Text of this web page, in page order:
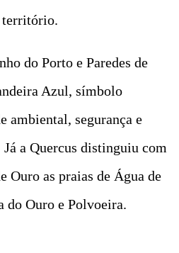
território.
do Porto e Paredes de
Azul, símbolo
ambiental, segurança e
Já a Quercus distinguiu com
Ouro as praias de Água de
do Ouro e Polvoeira.